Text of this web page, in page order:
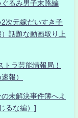
るみ男子末路編
次元嫁だいすき子
話題な動画取り上
ラ芸能情報局！
報）
未解決事件簿へよ
るな編）]